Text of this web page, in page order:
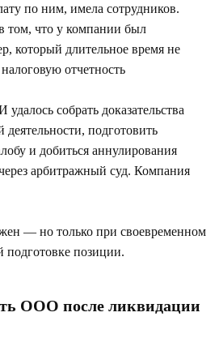
по ним, имела сотрудников.
том, что у компании был
который длительное время не
отчетность
собрать доказательства
деятельности, подготовить
и добиться аннулирования
арбитражный суд. Компания
— но только при своевременном
позиции.
ООО после ликвидации